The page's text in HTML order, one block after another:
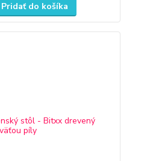
Pridať do košíka